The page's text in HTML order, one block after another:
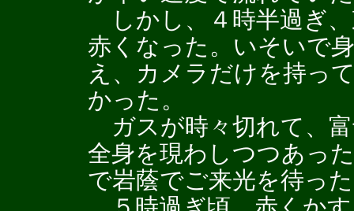
しかし、４時半過ぎ
赤くなった。いそいで
え、カメラだけを持っ
かった。
ガスが時々切れて、
全身を現わしつつあっ
で岩蔭でご来光を待っ